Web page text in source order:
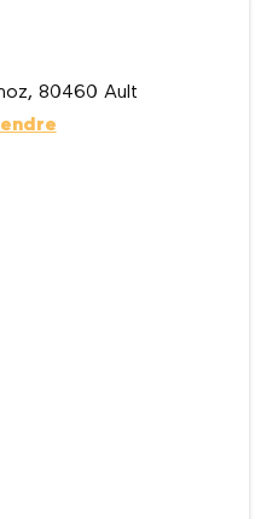
80460 Ault